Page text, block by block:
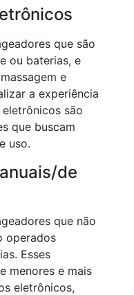
que são
ou baterias, e
e
a experiência
são
que buscam
uso.
de
que não
operados
Esses
menores e mais
eletrônicos,